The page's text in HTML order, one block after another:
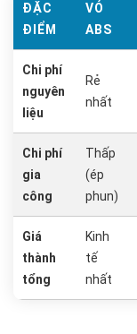
ĐẶC
ĐIỂM
VỎ
ABS
Chi phí
nguyên
liệu
Rẻ
nhất
Chi phí
gia
công
Thấp
(ép
phun)
Giá
thành
tổng
Kinh
tế
nhất